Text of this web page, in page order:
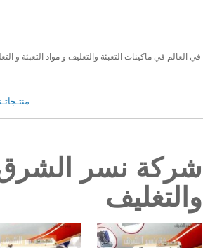
شركة نسر الشرق
والتغليف